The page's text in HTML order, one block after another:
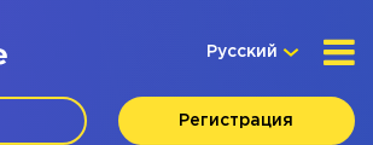
Русский
Регистрация